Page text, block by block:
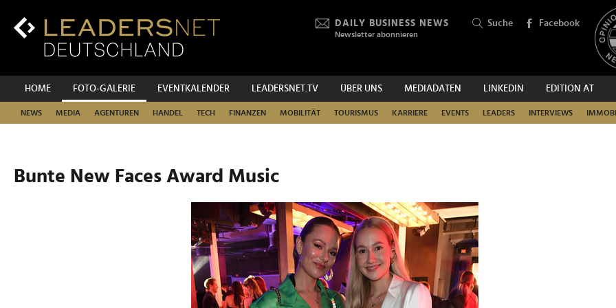
Inhalt
Hauptnavigation
DAILY BUSINESS NEWS
Newsletter abonnieren
Suche Facebook
HOME FOTO-GALERIE EVENTKALENDER LEADERSNET.TV ÜBER UNS MEDIADATEN LINKEDIN EDITION AT
NEWS MEDIA AGENTUREN HANDEL TECH FINANZEN MOBILITÄT TOURISMUS KARRIERE EVENTS LEADERS INTERVIEWS
SUCHEN
Bunte New Faces Award Music